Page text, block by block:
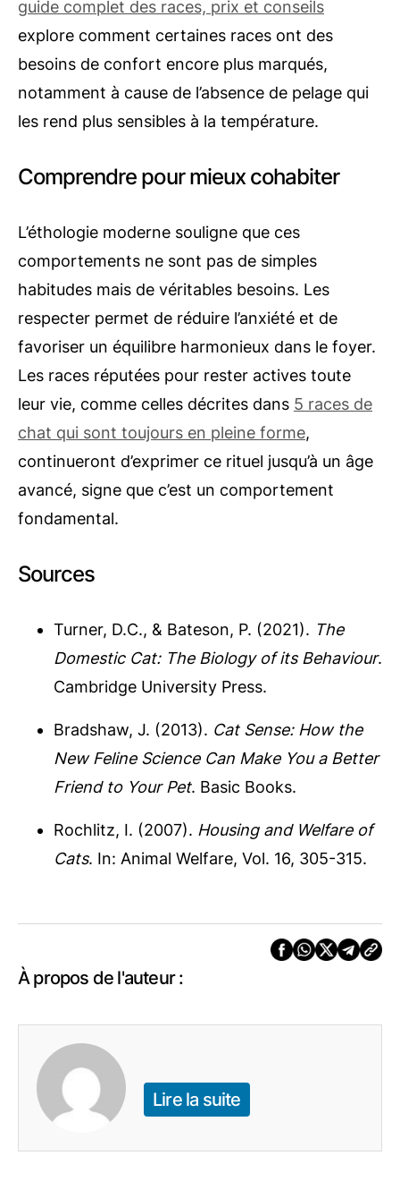
guide complet des races, prix et conseils
explore comment certaines races ont des
besoins de confort encore plus marqués,
notamment à cause de l’absence de pelage qui
les rend plus sensibles à la température.
Comprendre pour mieux cohabiter
L’éthologie moderne souligne que ces
comportements ne sont pas de simples
habitudes mais de véritables besoins. Les
respecter permet de réduire l’anxiété et de
favoriser un équilibre harmonieux dans le foyer.
Les races réputées pour rester actives toute
leur vie, comme celles décrites dans 5 races de
chat qui sont toujours en pleine forme,
continueront d’exprimer ce rituel jusqu’à un âge
avancé, signe que c’est un comportement
fondamental.
Sources
Turner, D.C., & Bateson, P. (2021). The
Domestic Cat: The Biology of its Behaviour.
Cambridge University Press.
Bradshaw, J. (2013). Cat Sense: How the
New Feline Science Can Make You a Better
Friend to Your Pet. Basic Books.
Rochlitz, I. (2007). Housing and Welfare of
Cats. In: Animal Welfare, Vol. 16, 305-315.
À propos de l'auteur :
Lire la suite